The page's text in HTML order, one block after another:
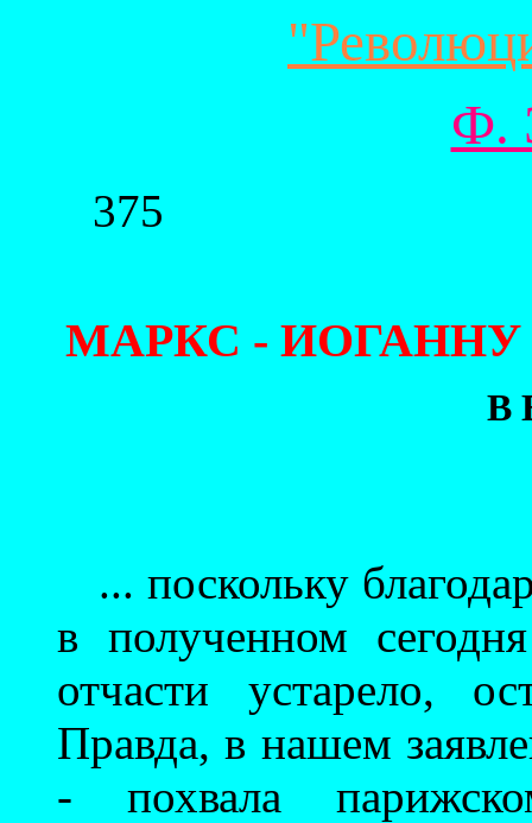
Ф.
375
МАРКС -
В
... поскольку
в полученном
отчасти устарело,
Правда, в нашем
- похвала